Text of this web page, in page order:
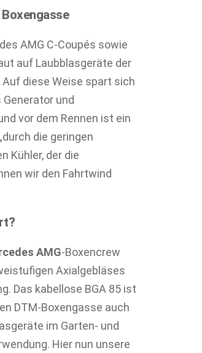
AMG C-Coupés sowie
auf Laubblasgeräte der
Auf diese Weise spart sich
und
vor dem Rennen ist ein
die geringen
Kühler, der die
wir den Fahrtwind
AMG-Boxencrew
Axialgebläses
Das kabellose BGA 85 ist
DTM-Boxengasse auch
im Garten- und
Hier nun unsere